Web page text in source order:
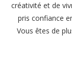
créativité et de
pris confiance
Vous êtes de